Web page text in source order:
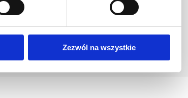
Zezwól na wszystkie